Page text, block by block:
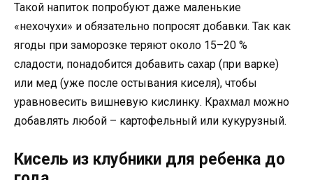
Такой напиток попробуют даже маленькие
«нехочухи» и обязательно попросят добавки. Так как
ягоды при заморозке теряют около 15–20 %
сладости, понадобится добавить сахар (при варке)
или мед (уже после остывания киселя), чтобы
уравновесить вишневую кислинку. Крахмал можно
добавлять любой – картофельный или кукурузный.
Кисель из клубники для ребенка до